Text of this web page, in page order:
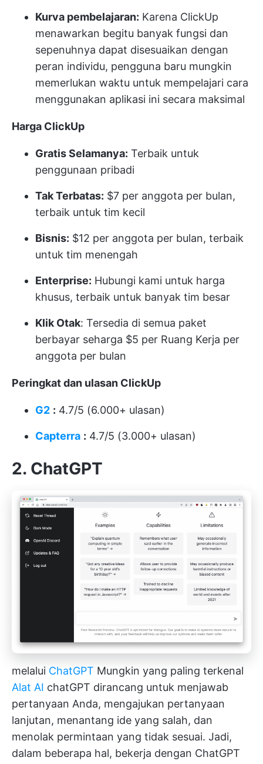
Kurva pembelajaran: Karena ClickUp
menawarkan begitu banyak fungsi dan
sepenuhnya dapat disesuaikan dengan
peran individu, pengguna baru mungkin
memerlukan waktu untuk mempelajari cara
menggunakan aplikasi ini secara maksimal
Harga ClickUp
Gratis Selamanya: Terbaik untuk
penggunaan pribadi
Tak Terbatas: $7 per anggota per bulan,
terbaik untuk tim kecil
Bisnis: $12 per anggota per bulan, terbaik
untuk tim menengah
Enterprise: Hubungi kami untuk harga
khusus, terbaik untuk banyak tim besar
Klik Otak: Tersedia di semua paket
berbayar seharga $5 per Ruang Kerja per
anggota per bulan
Peringkat dan ulasan ClickUp
G2 : 4.7/5 (6.000+ ulasan)
Capterra : 4.7/5 (3.000+ ulasan)
2. ChatGPT
melalui ChatGPT Mungkin yang paling terkenal
Alat AI chatGPT dirancang untuk menjawab
pertanyaan Anda, mengajukan pertanyaan
lanjutan, menantang ide yang salah, dan
menolak permintaan yang tidak sesuai. Jadi,
dalam beberapa hal, bekerja dengan ChatGPT